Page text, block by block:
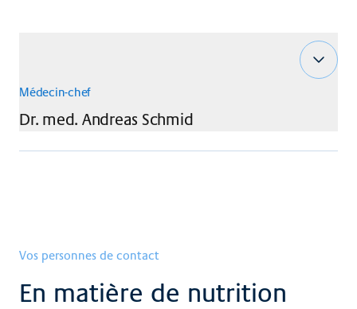
Médecin-chef
Dr. med. Andreas Schmid
Vos personnes de contact
En matière de nutrition